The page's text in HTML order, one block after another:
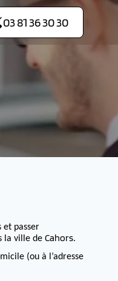
03 81 36 30 30
et passer
la ville de Cahors.
(ou à l’adresse